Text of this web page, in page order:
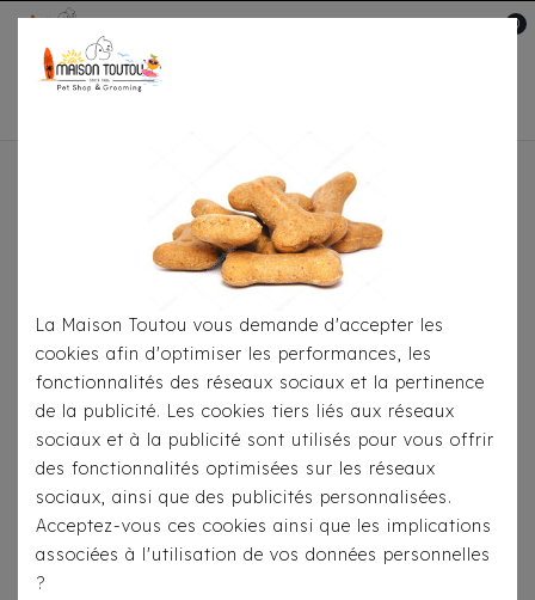
0
Pour Le Transport
Poussettes &
Poussette InnoPet Buggy First Class
Gris-Bleu
La Maison Toutou vous demande d'accepter les
cookies afin d'optimiser les performances, les
fonctionnalités des réseaux sociaux et la pertinence
de la publicité. Les cookies tiers liés aux réseaux
sociaux et à la publicité sont utilisés pour vous offrir
des fonctionnalités optimisées sur les réseaux
sociaux, ainsi que des publicités personnalisées.
Acceptez-vous ces cookies ainsi que les implications
associées à l'utilisation de vos données personnelles
?